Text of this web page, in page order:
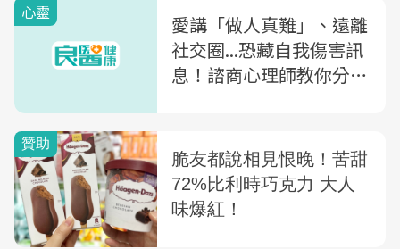
心靈
愛講「做人真難」、遠離
社交圈...恐藏自我傷害訊
息！諮商心理師教你分辨